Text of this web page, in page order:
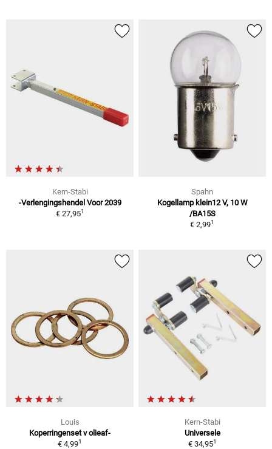
Kern-Stabi
-Verlengingshendel Voor 2039
€ 27,951
Spahn
Kogellamp klein12 V, 10 W
/BA15S
€ 2,991
Louis
Koperringenset v olieaf-
€ 4,991
Kern-Stabi
Universele
€ 34,951